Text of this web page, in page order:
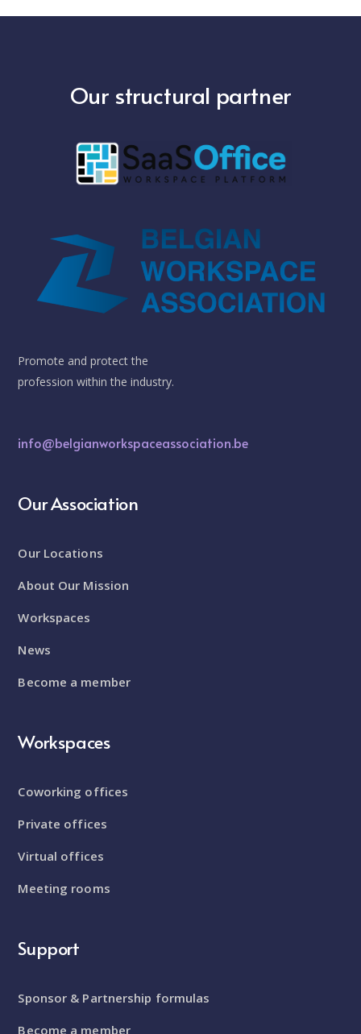
Our structural partner
Promote and protect the
profession within the industry.
info@belgianworkspaceassociation.be
Our Association
Our Locations
About Our Mission
Workspaces
News
Become a member
Workspaces
Coworking offices
Private offices
Virtual offices
Meeting rooms
Support
Sponsor & Partnership formulas
Become a member